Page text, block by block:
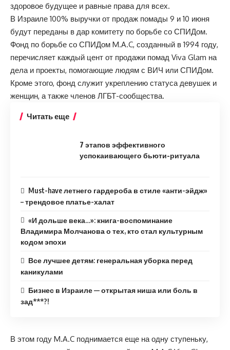
здоровое будущее и равные права для всех.
В Израиле 100% выручки от продаж помады 9 и 10 июня
будут переданы в дар комитету по борьбе со СПИДом.
Фонд по борьбе со СПИДом M.A.C, созданный в 1994 году,
перечисляет каждый цент от продажи помад Viva Glam на
дела и проекты, помогающие людям с ВИЧ или СПИДом.
Кроме этого, фонд служит укреплению статуса девушек и
женщин, а также членов ЛГБТ-сообщества.
Читать еще
7 этапов эффективного
успокаивающего бьюти-ритуала
Must-have летнего гардероба в стиле «анти-эйдж»
– трендовое платье-халат
«И дольше века…»: книга-воспоминание
Владимира Молчанова о тех, кто стал культурным
кодом эпохи
Все лучшее детям: генеральная уборка перед
каникулами
Бизнес в Израиле — открытая ниша или боль в
зад***?!
В этом году M.A.C поднимается еще на одну ступеньку,